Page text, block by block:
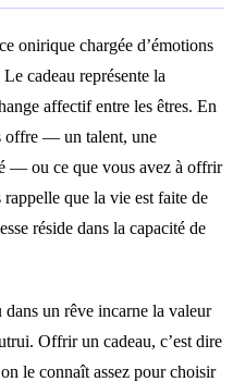
onirique chargée d’émotions
cadeau représente la
affectif entre les êtres. En
offre — un talent, une
— ou ce que vous avez à offrir
que la vie est faite de
réside dans la capacité de
un rêve incarne la valeur
Offrir un cadeau, c’est dire
le connaît assez pour choisir